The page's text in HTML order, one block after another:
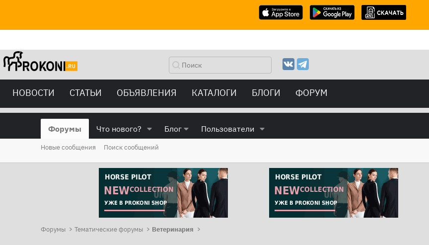
НОВОСТИ СТАТЬИ ОБЪЯВЛЕНИЯ КАТАЛОГИ БЛОГИ ФОРУМ
Форумы Что нового? Блог Пользователи
Новые сообщения Поиск сообщений
Форумы Тематические форумы Ветеринария